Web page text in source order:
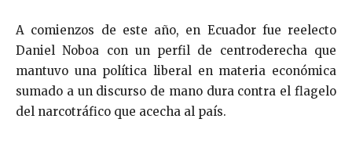
A comienzos de este año, en Ecuador fue reelecto
Daniel Noboa con un perfil de centroderecha que
mantuvo una política liberal en materia económica
sumado a un discurso de mano dura contra el flagelo
del narcotráfico que acecha al país.